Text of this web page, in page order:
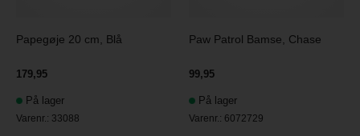
Papegøje 20 cm, Blå
179,95
På lager
Varenr.: 33088
Paw Patrol Bamse, Chase
99,95
På lager
Varenr.: 6072729